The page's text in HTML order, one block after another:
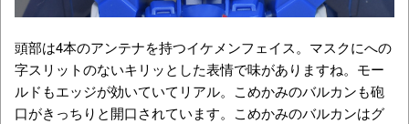
頭部は4本のアンテナを持つイケメンフェイス。マスクにへの
字スリットのないキリッとした表情で味がありますね。モー
ルドもエッジが効いていてリアル。こめかみのバルカンも砲
口がきっちりと開口されています。こめかみのバルカンはグ